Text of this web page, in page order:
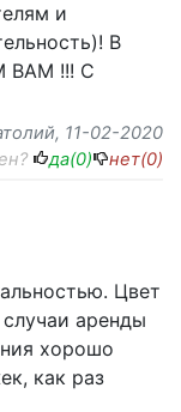
и
В
ВАМ !!! С
, 11-02-2020
да(0) нет(0)
Цвет
аренды
хорошо
как раз